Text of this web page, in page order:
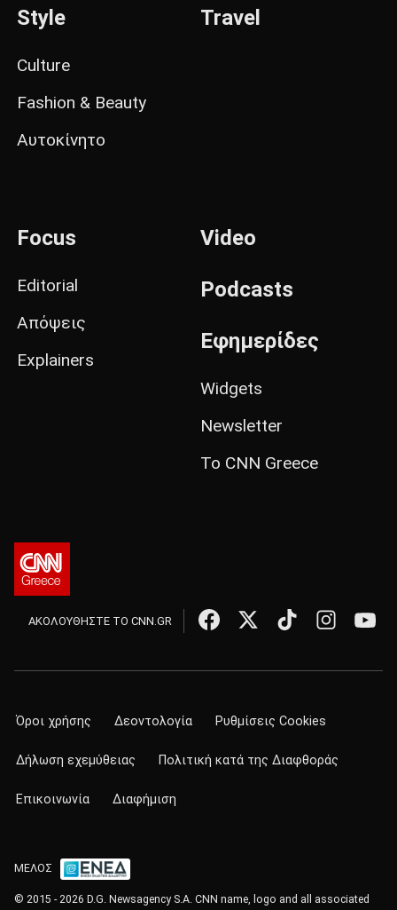
Style
Culture
Fashion & Beauty
Αυτοκίνητο
Travel
Focus
Editorial
Απόψεις
Explainers
Video
Podcasts
Εφημερίδες
Widgets
Newsletter
Το CNN Greece
ΑΚΟΛΟΥΘΗΣΤΕ ΤΟ CNN.GR
Όροι χρήσης Δεοντολογία Ρυθμίσεις Cookies
Δήλωση εχεμύθειας Πολιτική κατά της Διαφθοράς
Επικοινωνία Διαφήμιση
ΜΕΛΟΣ
© 2015 - 2026 D.G. Newsagency S.A. CNN name, logo and all associated